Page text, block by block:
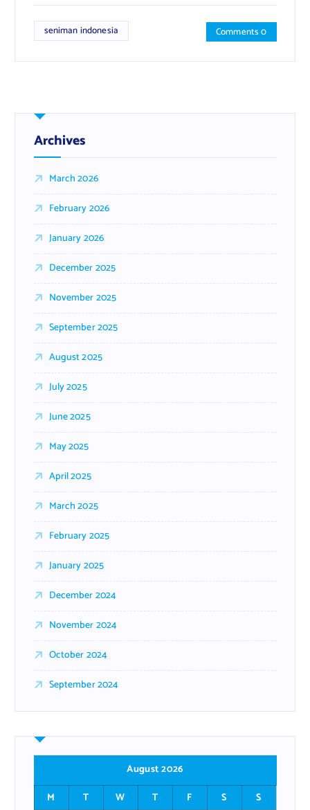
seniman indonesia Comments 0
Archives
March 2026
February 2026
January 2026
December 2025
November 2025
September 2025
August 2025
July 2025
June 2025
May 2025
April 2025
March 2025
February 2025
January 2025
December 2024
November 2024
October 2024
September 2024
August 2026
M
T W T F S
S